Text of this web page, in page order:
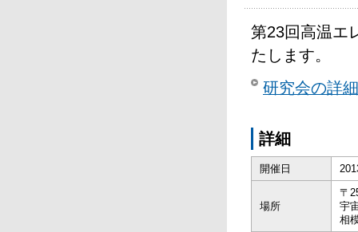
第23回高温エ
たします。
研究会の詳
詳細
開催日
場所
〒
宇
相